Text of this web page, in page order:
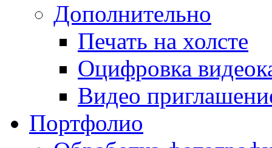
Дополнительно
Печать на холсте
Оцифровка
Видео
Портфолио